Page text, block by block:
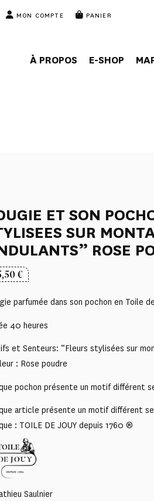
MON COMPTE PANIER
À PROPOS E-SHOP
ET SON
SUR
ROSE
€
parfumée dans son pochon en Toile
40 heures
et Senteurs: “Fleurs stylisées sur
: Rose poudre
pochon présente un motif différent
article présente un motif différent
: TOILE DE JOUY depuis 1760 ®
Saulnier